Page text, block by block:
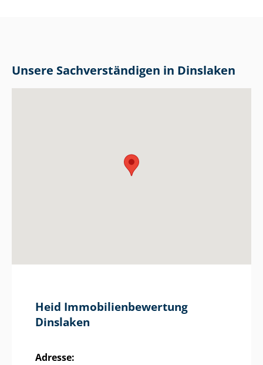
Unsere Sach­ver­stän­di­gen in Dinslaken
Heid Im­mo­bi­li­en­be­wer­tung
Dinslaken
Adresse: